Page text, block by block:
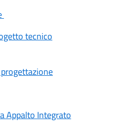
tecnico
Appalto Integrato